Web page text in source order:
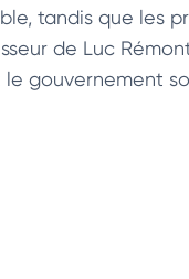
tandis que les
de Luc
le gouvernement